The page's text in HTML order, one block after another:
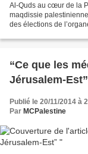
Al-Quds au cœur de la
maqdissie
des élections de
“Ce que les
Jérusalem-Est”
Publié le 20/11/2014 à
Par MCPalestine